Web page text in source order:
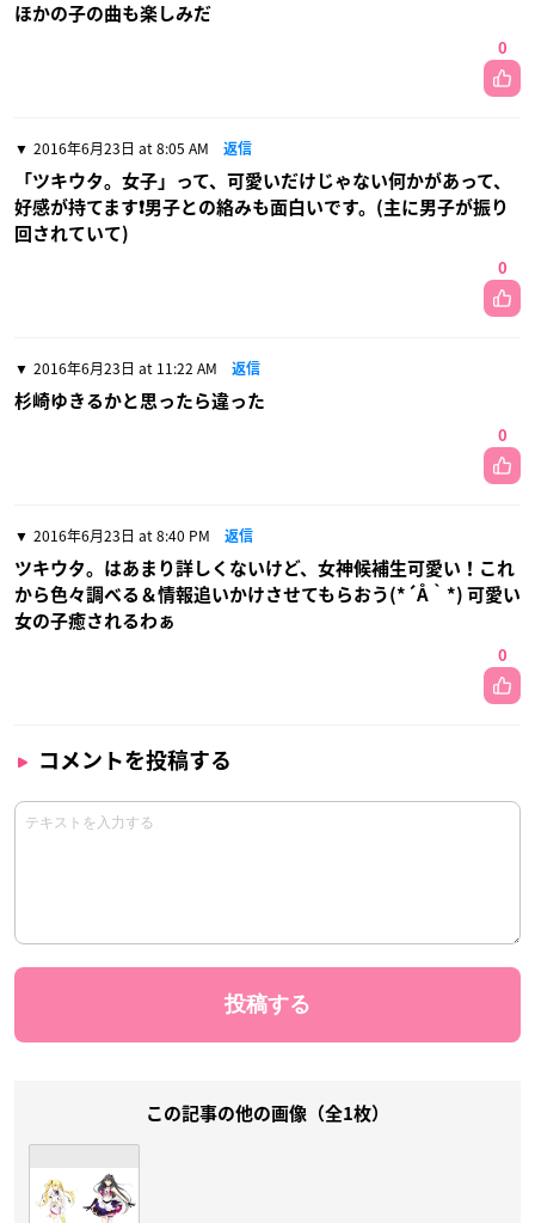
ほかの子の曲も楽しみだ
0
2016年6月23日 at 8:05 AM 返信
「ツキウタ。女子」って、可愛いだけじゃない何かがあって、
好感が持てます❗男子との絡みも面白いです。(主に男子が振り
回されていて)
0
2016年6月23日 at 11:22 AM 返信
杉崎ゆきるかと思ったら違った
0
2016年6月23日 at 8:40 PM 返信
ツキウタ。はあまり詳しくないけど、女神候補生可愛い！これ
から色々調べる＆情報追いかけさせてもらおう(*´Å｀*) 可愛い
女の子癒されるわぁ
0
コメントを投稿する
この記事の他の画像（全1枚）